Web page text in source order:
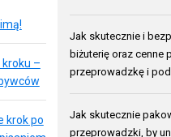
–
krok po
Jak skutecznie i
biżuterię oraz cenne
przeprowadzkę i
Jak skutecznie
przeprowadzki, by